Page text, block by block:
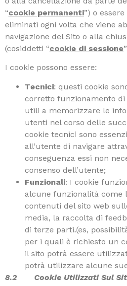
“cookie permanenti”) o
eliminati ogni volta che viene
navigazione del Sito o alla
(cosiddetti “cookie di sessione
I cookie possono essere:
Tecnici: questi cookie
corretto funzionamento di
utili a memorizzare le
utenti nel corso delle
cookie tecnici sono
all’utente di navigare
conseguenza essi non
consenso dell’utente;
Funzionali: I cookie
alcune funzionalità come
contenuti del sito web
media, la raccolta di
di terze parti.(es,
per i quali è richiesto un
il sito potrà essere
potrà utilizzare alcune
8.2 Cookie Utilizzati Sul